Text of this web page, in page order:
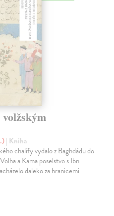
| Kniha
chalífy vydalo z Baghdádu do
a Kama poselstvo s Ibn
daleko za hranicemi